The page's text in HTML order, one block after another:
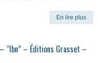
En lire plus
“Ibn” – Éditions Grasset –